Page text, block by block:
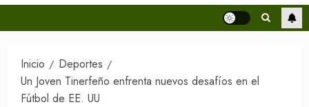
Inicio
Deportes
Un Joven Tinerfeño enfrenta nuevos desafíos en el
Fútbol de EE. UU